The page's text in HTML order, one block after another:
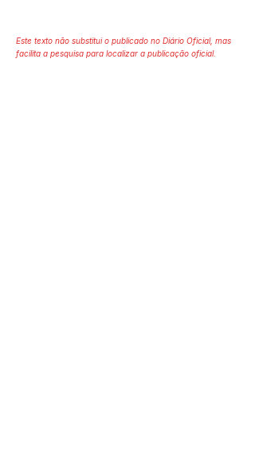
Este texto não substitui o publicado no Diário Oficial, mas
facilita a pesquisa para localizar a publicação oficial.